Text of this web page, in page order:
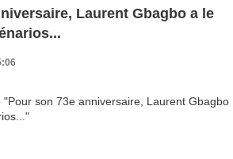
Laurent Gbagbo a le